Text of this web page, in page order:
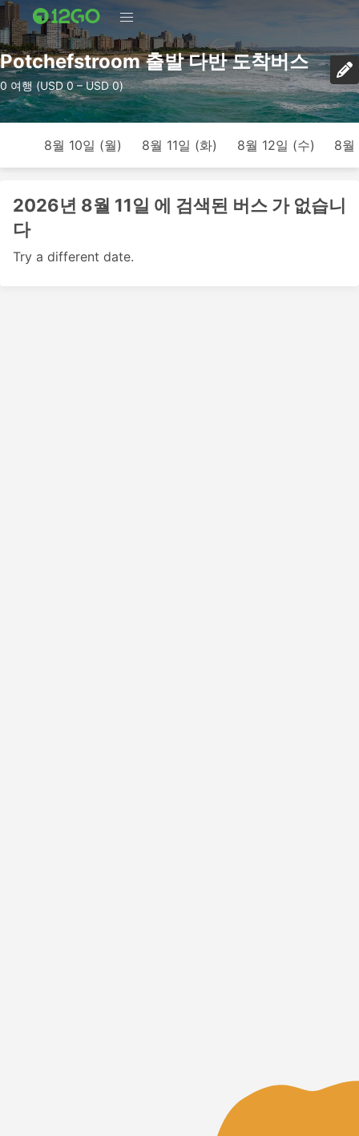
Potchefstroom 출발 다반 도착버스
0 여행 (USD 0 – USD 0)
8월 10일 (월) 8월 11일 (화) 8월 12일 (수) 8월
2026년 8월 11일 에 검색된 버스 가 없습니
다
Try a different date.